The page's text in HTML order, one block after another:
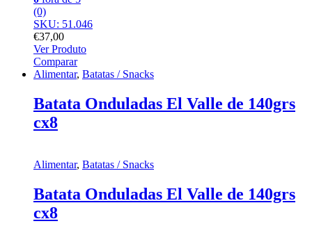
(0)
SKU: 51.046
€37,00
Ver Produto
Comparar
Alimentar, Batatas / Snacks
Batata Onduladas El Valle de 140grs
cx8
Alimentar, Batatas / Snacks
Batata Onduladas El Valle de 140grs
cx8